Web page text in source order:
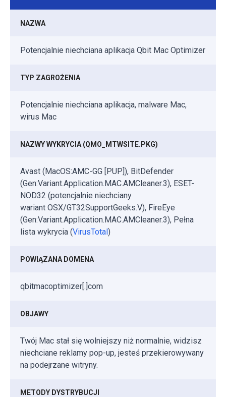
NAZWA
Potencjalnie niechciana aplikacja Qbit Mac Optimizer
TYP ZAGROŻENIA
Potencjalnie niechciana aplikacja, malware Mac,
wirus Mac
NAZWY WYKRYCIA (QMO_MTWSITE.PKG)
Avast (MacOS:AMC-GG [PUP]), BitDefender
(Gen:Variant.Application.MAC.AMCleaner.3), ESET-
NOD32 (potencjalnie niechciany
wariant OSX/GT32SupportGeeks.V), FireEye
(Gen:Variant.Application.MAC.AMCleaner.3), Pełna
lista wykrycia (VirusTotal )
POWIĄZANA DOMENA
qbitmacoptimizer[.]com
OBJAWY
Twój Mac stał się wolniejszy niż normalnie, widzisz
niechciane reklamy pop-up, jesteś przekierowywany
na podejrzane witryny.
METODY DYSTRYBUCJI